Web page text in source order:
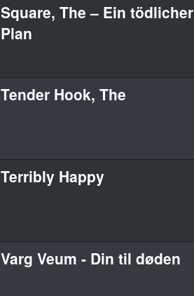
Square, The – Ein tödlicher
Plan
Tender Hook, The
Terribly Happy
Varg Veum - Din til døden